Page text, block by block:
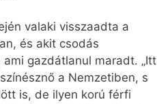
valaki visszaadta a
és akit csodás
gazdátlanul maradt. „Itt
a Nemzetiben, s
is, de ilyen korú férfi